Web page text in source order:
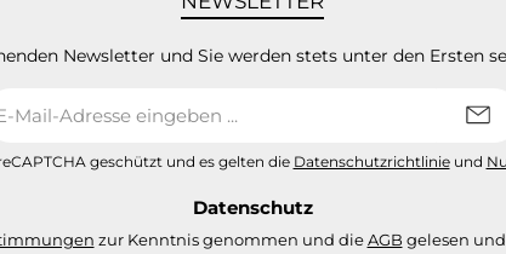
Newsletter und Sie werden stets unter den Ersten
geschützt und es gelten die Datenschutzrichtlinieund
Datenschutz
zur Kenntnis genommen und dieAGB gelesen